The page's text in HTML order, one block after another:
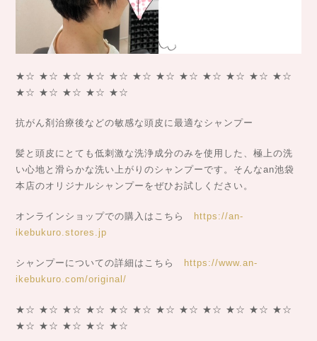
★☆ ★☆ ★☆ ★☆ ★☆ ★☆ ★☆ ★☆ ★☆ ★☆ ★☆ ★☆
★☆ ★☆ ★☆ ★☆ ★☆
抗がん剤治療後などの敏感な頭皮に最適なシャンプー
髪と頭皮にとても低刺激な洗浄成分のみを使用した、極上の洗
い心地と滑らかな洗い上がりのシャンプーです。そんなan池袋
本店のオリジナルシャンプーをぜひお試しください。
オンラインショップでの購入はこちら https://an-
ikebukuro.stores.jp
シャンプーについての詳細はこちら https://www.an-
ikebukuro.com/original/
★☆ ★☆ ★☆ ★☆ ★☆ ★☆ ★☆ ★☆ ★☆ ★☆ ★☆ ★☆
★☆ ★☆ ★☆ ★☆ ★☆